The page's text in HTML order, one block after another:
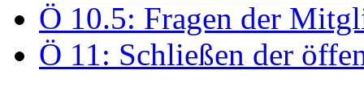
Ö 10.5: Fragen der
Ö 11: Schließen der